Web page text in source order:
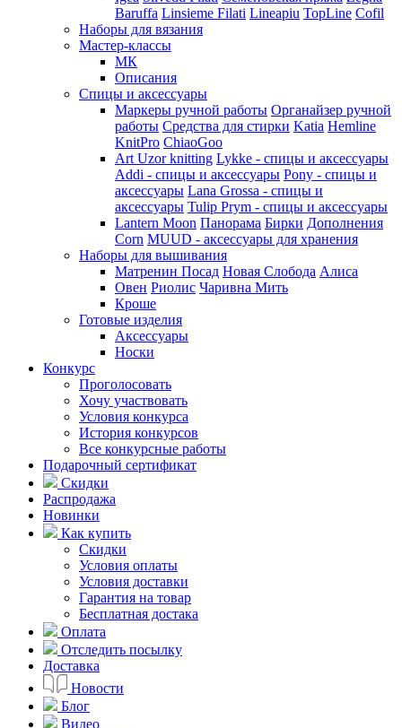
Baruffa Linsieme Filati Lineapiu TopLine Cofil
Наборы для вязания
Мастер-классы
МК
Описания
Спицы и аксессуары
Маркеры ручной работы Органайзер ручной
работы Средства для стирки Katia Hemline
KnitPro ChiaoGoo
Art Uzor knitting Lykke - спицы и аксессуары
Addi - спицы и аксессуары Pony - спицы и
аксессуары Lana Grossa - спицы и
аксессуары Tulip Prym - спицы и аксессуары
Lantern Moon Панорама Бирки Дополнения
Corn MUUD - аксессуары для хранения
Наборы для вышивания
Матренин Посад Новая Слобода Алиса
Овен Риолис Чаривна Мить
Кроше
Готовые изделия
Аксессуары
Носки
Конкурс
Проголосовать
Хочу участвовать
Условия конкурса
История конкурсов
Все конкурсные работы
Подарочный сертификат
Скидки
Распродажа
Новинки
Как купить
Скидки
Условия оплаты
Условия доставки
Гарантия на товар
Бесплатная достака
Оплата
Отследить посылку
Доставка
Новости
Блог
Видео